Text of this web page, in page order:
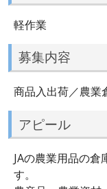
軽作業
募集内容
商品入出荷／農
アピール
JAの農業用品の倉
す。